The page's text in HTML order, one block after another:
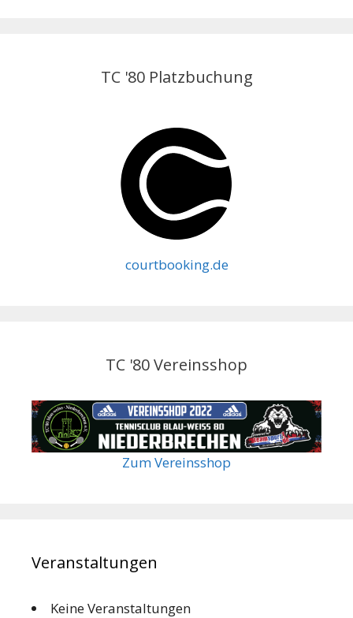
TC '80 Platzbuchung
courtbooking.de
TC '80 Vereinsshop
Zum Vereinsshop
Veranstaltungen
Keine Veranstaltungen